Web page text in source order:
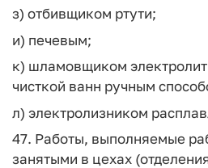
з) отбивщиком ртути;
и) печевым;
к) шламовщиком
чисткой ванн ручным
л) электролизником
47. Работы, выполняемые
занятыми в цехах